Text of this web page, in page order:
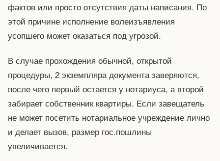
фактов или просто отсутствия даты написания. По
этой причине исполнение волеизъявления
усопшего может оказаться под угрозой.
В случае прохождения обычной, открытой
процедуры, 2 экземпляра документа заверяются,
после чего первый остается у нотариуса, а второй
забирает собственник квартиры. Если завещатель
не может посетить нотариальное учреждение лично
и делает вызов, размер гос.пошлины
увеличивается.